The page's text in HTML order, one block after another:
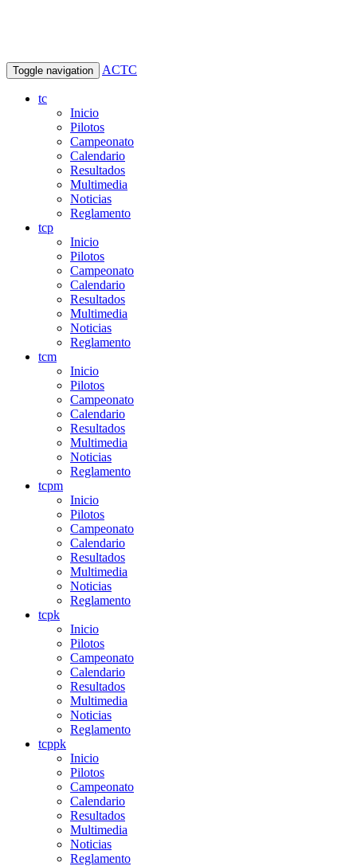
Toggle navigation ACTC
tc
Inicio
Pilotos
Campeonato
Calendario
Resultados
Multimedia
Noticias
Reglamento
tcp
Inicio
Pilotos
Campeonato
Calendario
Resultados
Multimedia
Noticias
Reglamento
tcm
Inicio
Pilotos
Campeonato
Calendario
Resultados
Multimedia
Noticias
Reglamento
tcpm
Inicio
Pilotos
Campeonato
Calendario
Resultados
Multimedia
Noticias
Reglamento
tcpk
Inicio
Pilotos
Campeonato
Calendario
Resultados
Multimedia
Noticias
Reglamento
tcppk
Inicio
Pilotos
Campeonato
Calendario
Resultados
Multimedia
Noticias
Reglamento